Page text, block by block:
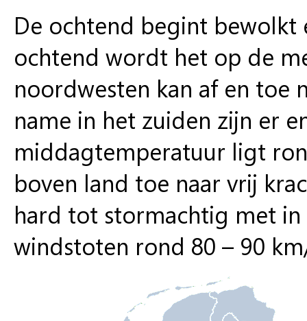
De ochtend begint bewolkt
ochtend wordt het op de
noordwesten kan af en toe
name in het zuiden zijn er
middagtemperatuur ligt
boven land toe naar vrij
hard tot stormachtig met
windstoten rond 80 – 90